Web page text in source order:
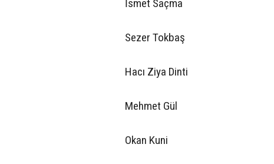
İsmet Saçma
Sezer Tokbaş
Hacı Ziya Dinti
Mehmet Gül
Okan Kuni